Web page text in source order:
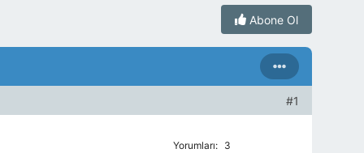
Abone Ol
#1
Yorumları: 3